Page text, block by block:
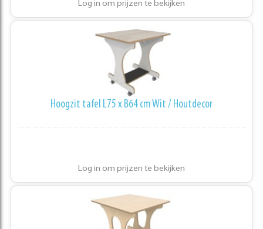
Log in om prijzen te bekijken
Hoogzit tafel L75 x B64 cm Wit / Houtdecor
Log in om prijzen te bekijken